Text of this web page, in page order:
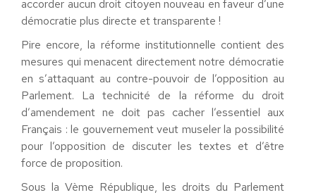
accorder aucun droit citoyen nouveau en faveur d’une
démocratie plus directe et transparente !
Pire encore, la réforme institutionnelle contient des
mesures qui menacent directement notre démocratie
en s’attaquant au contre-pouvoir de l’opposition au
Parlement. La technicité de la réforme du droit
d’amendement ne doit pas cacher l’essentiel aux
Français : le gouvernement veut museler la possibilité
pour l’opposition de discuter les textes et d’être
force de proposition.
Sous la Vème République, les droits du Parlement